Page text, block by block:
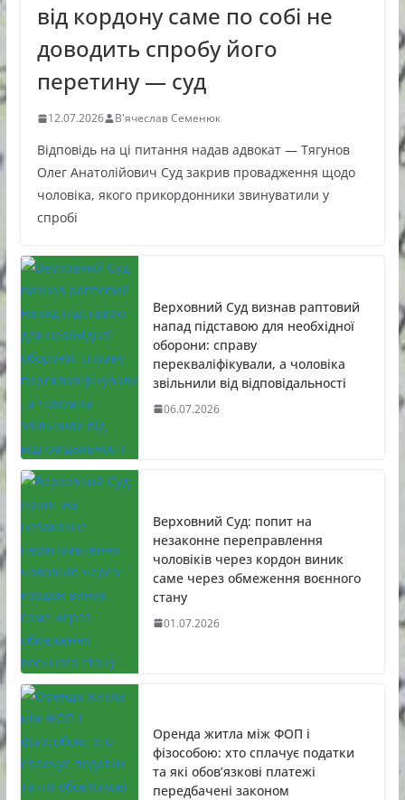
від кордону саме по собі не
доводить спробу його
перетину — суд
12.07.2026 В'ячеслав Семенюк
Відповідь на ці питання надав адвокат — Тягунов
Олег Анатолійович Суд закрив провадження щодо
чоловіка, якого прикордонники звинуватили у
спробі
Верховний Суд визнав раптовий
напад підставою для необхідної
оборони: справу
перекваліфікували, а чоловіка
звільнили від відповідальності
06.07.2026
Верховний Суд: попит на
незаконне переправлення
чоловіків через кордон виник
саме через обмеження воєнного
стану
01.07.2026
Оренда житла між ФОП і
фізособою: хто сплачує податки
та які обов’язкові платежі
передбачені законом